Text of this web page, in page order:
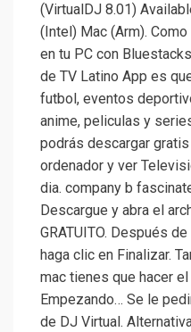
(VirtualDJ 8.01)
(Intel) Mac (Arm).
en tu PC con
de TV Latino App es
futbol, eventos
anime, peliculas y
podrás descargar
ordenador y ver
dia. company b
Descargue y abra el
GRATUITO. Después
haga clic en Finalizar.
mac tienes que hacer
Empezando… Se le
de DJ Virtual.